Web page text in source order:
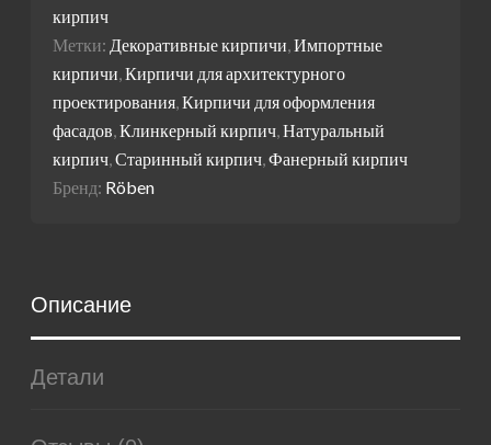
кирпич
Метки: Декоративные кирпичи,Импортные
кирпичи,Кирпичи для архитектурного
проектирования,Кирпичи для оформления
фасадов,Клинкерный кирпич,Натуральный
кирпич,Старинный кирпич,Фанерный кирпич
Бренд: Röben
Описание
Детали